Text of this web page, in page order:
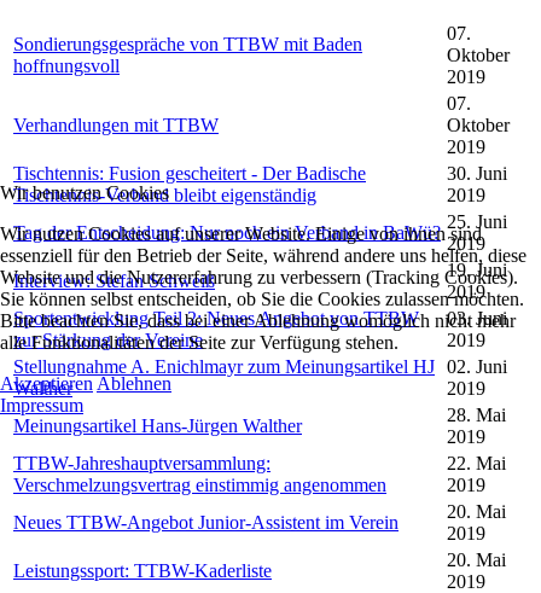
Sondierungsgespräche von TTBW mit Baden
hoffnungsvoll
07.
Oktober
2019
Verhandlungen mit TTBW
07.
Oktober
2019
Tischtennis: Fusion gescheitert - Der Badische
Tischtennis-Verband bleibt eigenständig
30. Juni
2019
Tag der Entscheidung: Nur noch ein Verband in BaWü?
25. Juni
2019
Interview: Stefan Schweiß
19. Juni
2019
Sportentwicklung Teil 2: Neues Angebot von TTBW
zur Stärkung der Vereine
03. Juni
2019
Stellungnahme A. Enichlmayr zum Meinungsartikel HJ
Walther
02. Juni
2019
Meinungsartikel Hans-Jürgen Walther
28. Mai
2019
TTBW-Jahreshauptversammlung:
Verschmelzungsvertrag einstimmig angenommen
22. Mai
2019
Neues TTBW-Angebot Junior-Assistent im Verein
20. Mai
2019
Leistungssport: TTBW-Kaderliste
20. Mai
2019
Wir benutzen Cookies
Wir nutzen Cookies auf unserer Website. Einige von ihnen sind
essenziell für den Betrieb der Seite, während andere uns helfen, diese
Website und die Nutzererfahrung zu verbessern (Tracking Cookies).
Sie können selbst entscheiden, ob Sie die Cookies zulassen möchten.
Bitte beachten Sie, dass bei einer Ablehnung womöglich nicht mehr
alle Funktionalitäten der Seite zur Verfügung stehen.
Akzeptieren Ablehnen
Impressum